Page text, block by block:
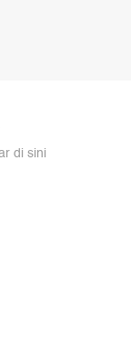
di sini